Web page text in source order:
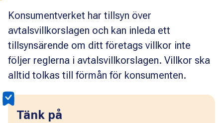
Konsumentverket har tillsyn över
avtalsvillkorslagen och kan inleda ett
tillsynsärende om ditt företags villkor inte
följer reglerna i avtalsvillkorslagen. Villkor ska
alltid tolkas till förmån för konsumenten.
Tänk på